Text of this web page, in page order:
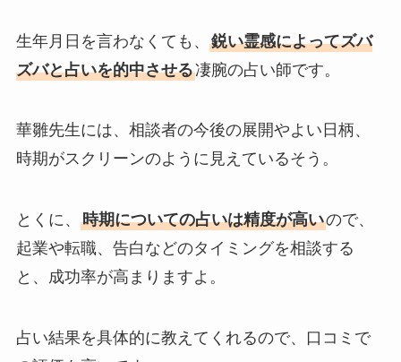
生年月日を言わなくても、 鋭い霊感によってズバ
ズバと占いを的中させる凄腕の占い師です。
華雛先生には、相談者の今後の展開やよい日柄、
時期がスクリーンのように見えているそう。
とくに、 時期についての占いは精度が高いので、
起業や転職、告白などのタイミングを相談する
と、成功率が高まりますよ。
占い結果を具体的に教えてくれるので、口コミで